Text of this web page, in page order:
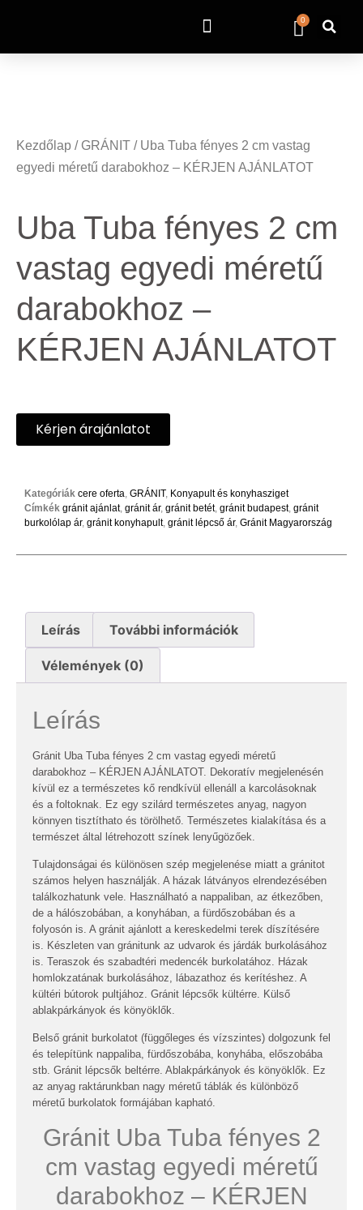
0
Kezdőlap / GRÁNIT / Uba Tuba fényes 2 cm vastag
egyedi méretű darabokhoz – KÉRJEN AJÁNLATOT
Uba Tuba fényes 2 cm
vastag egyedi méretű
darabokhoz –
KÉRJEN AJÁNLATOT
Kérjen árajánlatot
Kategóriák cere oferta, GRÁNIT, Konyapult és konyhasziget
Címkék gránit ajánlat, gránit ár, gránit betét, gránit budapest, gránit
burkolólap ár, gránit konyhapult, gránit lépcső ár, Gránit Magyarország
Leírás További információk
Vélemények (0)
Leírás
Gránit Uba Tuba fényes 2 cm vastag egyedi méretű
darabokhoz – KÉRJEN AJÁNLATOT. Dekoratív megjelenésén
kívül ez a természetes kő rendkívül ellenáll a karcolásoknak
és a foltoknak. Ez egy szilárd természetes anyag, nagyon
könnyen tisztíthato és törölhető. Természetes kialakítása és a
természet által létrehozott színek lenyűgözőek.
Tulajdonságai és különösen szép megjelenése miatt a gránitot
számos helyen használják. A házak látványos elrendezésében
találkozhatunk vele. Használható a nappaliban, az étkezőben,
de a hálószobában, a konyhában, a fürdőszobában és a
folyosón is. A gránit ajánlott a kereskedelmi terek díszítésére
is. Készleten van gránitunk az udvarok és járdák burkolásához
is. Teraszok és szabadtéri medencék burkolatához. Házak
homlokzatának burkolásához, lábazathoz és kerítéshez. A
kültéri bútorok pultjához. Gránit lépcsők kültérre. Külső
ablakpárkányok és könyöklők.
Belső gránit burkolatot (függőleges és vízszintes) dolgozunk fel
és telepítünk nappaliba, fürdőszobába, konyhába, előszobába
stb. Gránit lépcsők beltérre. Ablakpárkányok és könyöklők. Ez
az anyag raktárunkban nagy méretű táblák és különböző
méretű burkolatok formájában kapható.
Gránit Uba Tuba fényes 2
cm vastag egyedi méretű
darabokhoz – KÉRJEN